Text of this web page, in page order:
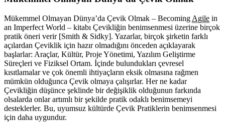
Mükemmel Olmayan Dünya’da Çevik Olmak – Becoming Agile in
an Imperfect World – kitabı Çevikliğin benimsenmesi üzerine birçok
pratik öneri verir [Smith & Sidky]. Yazarlar, birçok şirketin farklı
açılardan Çeviklik için hazır olmadığını önceden açıklayarak
başlarlar: Araçlar, Kültür, Proje Yönetimi, Yazılım Geliştirme
Süreçleri ve Fiziksel Ortam. İçinde bulundukları çevresel
kısıtlamalar ve çok önemli ihtiyaçların eksik olmasına rağmen
mümkün olduğunca Çevik olmaya çalışırlar. Her ne kadar
Çevikliğin düşünce şeklinde bir değişiklik olduğunun farkında
olsalarda onlar artımlı bir şekilde pratik odaklı benimsemeyi
desteklerler. Bu, uyumsuz kültürde Çevik Pratiklerin benimsenmesi
için daha uygundur.